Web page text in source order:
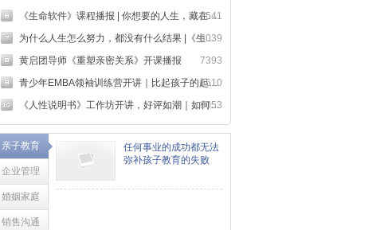
《生命软件》课程播报 | 你想要的人生，藏在大脑软件里7541
为什么人生怎么努力，都没有什么结果 |《生命软件》课程播报6039
黄启团导师《重塑亲密关系》开课播报
7393
青少年EMBA领袖训练营开讲｜比起孩子的起点，更重要的是成长方向6610
《人性说明书》工作坊开讲，好评如潮｜如何用心理学，读懂人性规律8053
亲子教育
企业管理
婚姻家庭
销售沟通
任何事业的成功都无法
弥补孩子教育的失败